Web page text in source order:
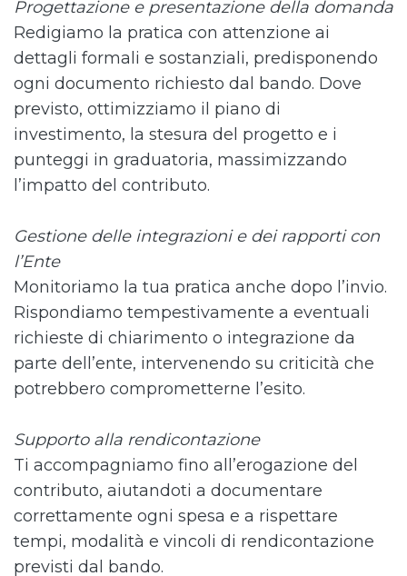
Progettazione e presentazione della domanda
Redigiamo la pratica con attenzione ai
dettagli formali e sostanziali, predisponendo
ogni documento richiesto dal bando. Dove
previsto, ottimizziamo il piano di
investimento, la stesura del progetto e i
punteggi in graduatoria, massimizzando
l’impatto del contributo.
Gestione delle integrazioni e dei rapporti con
l’Ente
Monitoriamo la tua pratica anche dopo l’invio.
Rispondiamo tempestivamente a eventuali
richieste di chiarimento o integrazione da
parte dell’ente, intervenendo su criticità che
potrebbero comprometterne l’esito.
Supporto alla rendicontazione
Ti accompagniamo fino all’erogazione del
contributo, aiutandoti a documentare
correttamente ogni spesa e a rispettare
tempi, modalità e vincoli di rendicontazione
previsti dal bando.